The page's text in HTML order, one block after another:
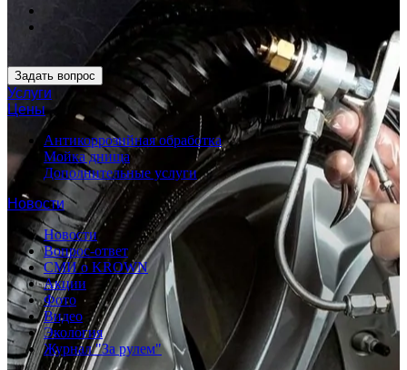
Задать вопрос
Услуги
Цены
Антикоррозийная обработка
Мойка днища
Дополнительные услуги
Новости
Новости
Вопрос-ответ
СМИ о KROWN
Акции
Фото
Видео
Экология
Журнал "За рулем"